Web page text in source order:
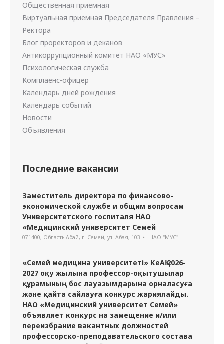
Общественная приёмная
Виртуальная приемная Председателя Правления –
Ректора
Блог проректоров и деканов
Антикоррупционный комитет НАО «МУС»
Психологическая служба
Комплаенс-офицер
Календарь дней рождения
Календарь событий
Новости
Объявления
Последние вакансии
Заместитель директора по финансово-
экономической службе и общим вопросам
Университетского госпиталя НАО
«Медицинский университет Семей
071400, Область Абай, г. Семей, ул. Абая, 103 НАО "МУС"
«Семей медицина университеті» КеАҚ 2026-
2027 оқу жылына профессор-оқытушылар
құрамының бос лауазымдарына орналасуға
және қайта сайлауға конкурс жариялайды.
НАО «Медицинский университет Семей»
объявляет конкурс на замещение и/или
переизбрание вакантных должностей
профессорско-преподавательского состава